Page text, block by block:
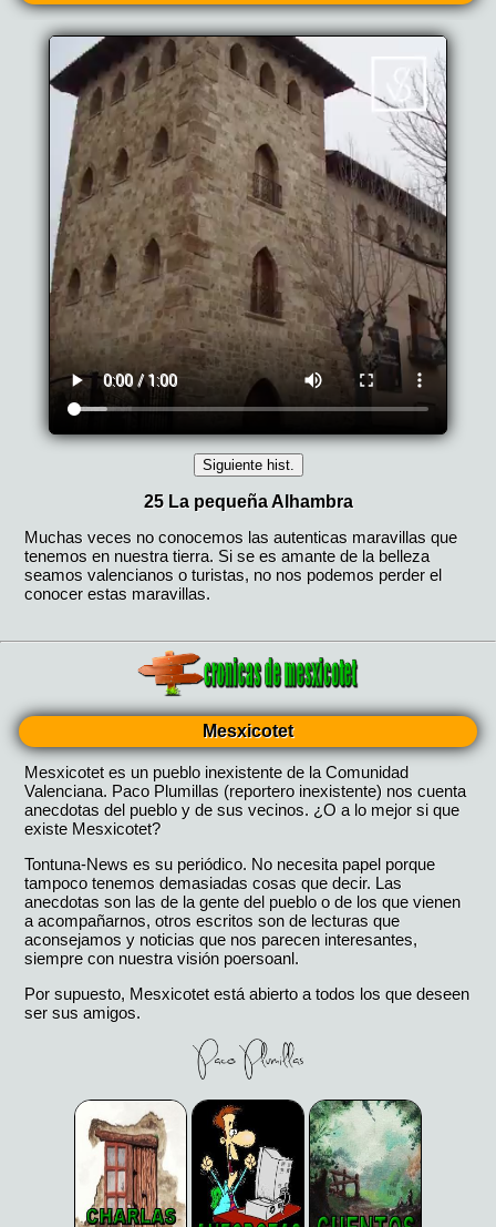
Mesxicotet
Mesxicotet es un pueblo inexistente de la Comunidad
Valenciana. Paco Plumillas (reportero inexistente) nos cuenta
anecdotas del pueblo y de sus vecinos. ¿O a lo mejor si que
existe Mesxicotet?
Tontuna-News es su periódico. No necesita papel porque
tampoco tenemos demasiadas cosas que decir. Las
anecdotas son las de la gente del pueblo o de los que vienen
a acompañarnos, otros escritos son de lecturas que
aconsejamos y noticias que nos parecen interesantes,
siempre con nuestra visión poersoanl.
Por supuesto, Mesxicotet está abierto a todos los que deseen
ser sus amigos.